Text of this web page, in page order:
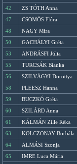
42
ZS TÓTH Anna
47
CSOMÓS Flóra
48
NAGY Mira
50
GACHÁLYI Gréta
53
ANDRÁSFI Júlia
55
TURCSÁK Bianka
56
SZILVÁGYI Dorottya
58
PLEESZ Hanna
59
BUCZKÓ Gréta
60
SZILÁRD Anna
61
KÁLMÁN Zille Réka
63
KOLCZONAY Borbála
64
ALMÁSI Szonja
65
IMRE Luca Mária